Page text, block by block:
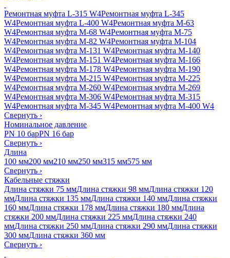
Ремонтная муфта L-315 W4Ремонтная муфта L-345
W4Ремонтная муфта L-400 W4Ремонтная муфта M-63
W4Ремонтная муфта M-68 W4Ремонтная муфта M-75
W4Ремонтная муфта M-82 W4Ремонтная муфта M-104
W4Ремонтная муфта M-131 W4Ремонтная муфта M-140
W4Ремонтная муфта M-151 W4Ремонтная муфта M-166
W4Ремонтная муфта M-178 W4Ремонтная муфта M-190
W4Ремонтная муфта M-215 W4Ремонтная муфта M-225
W4Ремонтная муфта M-260 W4Ремонтная муфта M-269
W4Ремонтная муфта M-306 W4Ремонтная муфта M-315
W4Ремонтная муфта M-345 W4Ремонтная муфта M-400 W4
Свернуть ›
Номинальное давление
PN 10 барPN 16 бар
Свернуть ›
Длина
100 мм200 мм210 мм250 мм315 мм575 мм
Свернуть ›
Кабельные стяжки
Длина стяжки 75 ммДлина стяжки 98 ммДлина стяжки 120
ммДлина стяжки 135 ммДлина стяжки 140 ммДлина стяжки
160 ммДлина стяжки 178 ммДлина стяжки 180 ммДлина
стяжки 200 ммДлина стяжки 225 ммДлина стяжки 240
ммДлина стяжки 250 ммДлина стяжки 290 ммДлина стяжки
300 ммДлина стяжки 360 мм
Свернуть ›